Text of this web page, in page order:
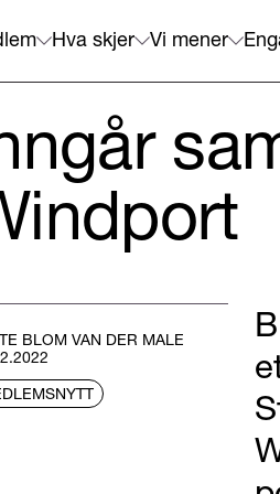
Hva skjer Vi mener
BLOM VAN DER MALE